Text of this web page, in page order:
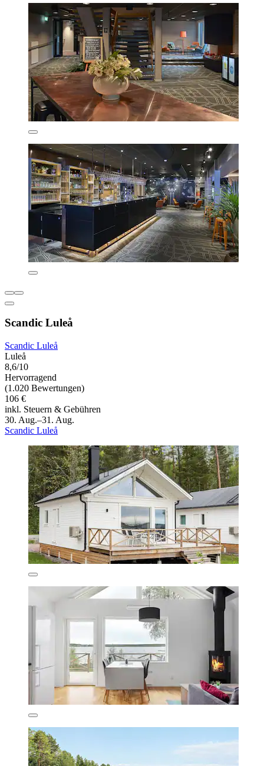
Scandic Luleå
Scandic Luleå
Luleå
8,6/10
Hervorragend
(1.020 Bewertungen)
106 €
inkl. Steuern & Gebühren
30. Aug.–31. Aug.
Scandic Luleå